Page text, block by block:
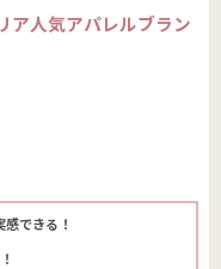
ア人気アパレルブラン
できる！